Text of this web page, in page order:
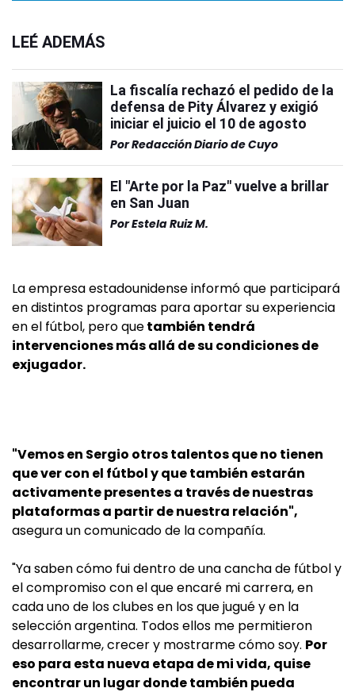
LEÉ ADEMÁS
La fiscalía rechazó el pedido de la
defensa de Pity Álvarez y exigió
iniciar el juicio el 10 de agosto
PorRedacción Diario de Cuyo
El "Arte por la Paz" vuelve a brillar
en San Juan
PorEstela Ruiz M.
La empresa estadounidense informó que participará
en distintos programas para aportar su experiencia
en el fútbol, pero quetambién tendrá
intervenciones más allá de su condiciones de
exjugador.
"Vemos en Sergio otros talentos que no tienen
que ver con el fútbol y que también estarán
activamente presentes a través de nuestras
plataformas a partir de nuestra relación",
asegura un comunicado de la compañía.
"Ya saben cómo fui dentro de una cancha de fútbol y
el compromiso con el que encaré mi carrera, en
cada uno de los clubes en los que jugué y en la
selección argentina. Todos ellos me permitieron
desarrollarme, crecer y mostrarme cómo soy. Por
eso para esta nueva etapa de mi vida, quise
encontrar un lugar donde también pueda